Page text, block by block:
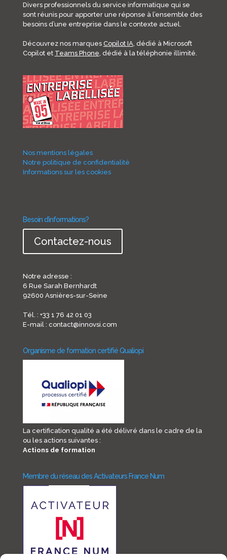
Divers professionnels du service informatique qui se
sont réunis pour apporter une réponse à l’ensemble des
besoins d’une entreprise dans le contexte actuel.
Découvrez nos marques Copilot IA, dédié à Microsoft
Copilot et Teams Phone, dédié à la téléphonie illimité.
Nos mentions légales
Notre politique de confidentialité
Informations sur les cookies
Besoin d’informations?
Contactez-nous
Notre adresse :
6 Rue Sarah Bernhardt
92600 Asnières-sur-Seine
Tél. : +33 1 76 42 01 03
E-mail : contact@innovsi.com
Organisme de formation certifié Qualiopi
La certification qualité a été délivré dans le cadre de la
ou les actions suivantes :
Actions de formation
Membre du réseau des Activateurs France Num